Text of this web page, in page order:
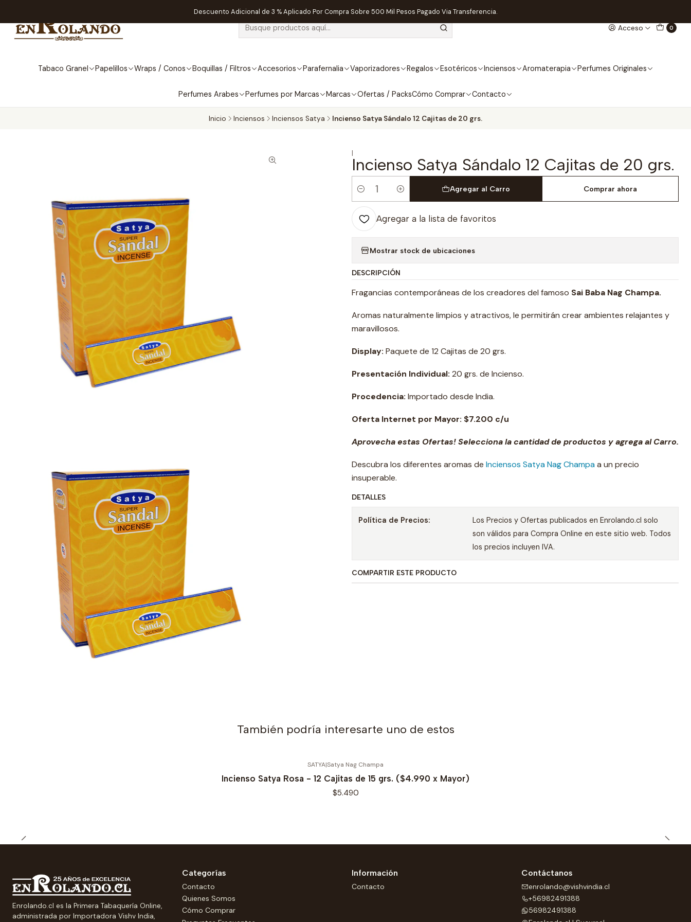
Acceso 0
Tabaco Granel Papelillos Wraps / Conos Boquillas / Filtros Accesorios Parafernalia Vaporizadores Regalos Esotéricos Inciensos Aromaterapia Perfumes Originales
Perfumes Arabes Perfumes por Marcas Marcas Ofertas / PacksCómo Comprar Contacto
Descuento Adicional de 3 % Aplicado Por Compra Sobre 500 Mil Pesos Pagado Via Transferencia.
Inicio Inciensos Inciensos Satya Incienso Satya Sándalo 12 Cajitas de 20 grs.
|
Incienso Satya Sándalo 12 Cajitas de 20 grs.
Cantidad
Agregar al Carro Comprar ahora
Agregar a la lista de favoritos
Mostrar stock de ubicaciones
DESCRIPCIÓN
Fragancias contemporáneas de los creadores del famoso Sai Baba Nag Champa.
Aromas naturalmente limpios y atractivos, le permitirán crear ambientes relajantes y
maravillosos.
Display: Paquete de 12 Cajitas de 20 grs.
Presentación Individual: 20 grs. de Incienso.
Procedencia: Importado desde India.
Oferta Internet por Mayor: $7.200 c/u
Aprovecha estas Ofertas! Selecciona la cantidad de productos y agrega al Carro.
Descubra los diferentes aromas de Inciensos Satya Nag Champaa un precio
insuperable.
DETALLES
Política de Precios:
Los Precios y Ofertas publicados en Enrolando.cl solo
son válidos para Compra Online en este sitio web. Todos
los precios incluyen IVA.
COMPARTIR ESTE PRODUCTO
También podría interesarte uno de estos
SATYA|Satya Nag Champa
Incienso Satya Rosa - 12 Cajitas de 15 grs. ($4.990 x Mayor)
$5.490
Enrolando.cl es la Primera Tabaquería Online,
administrada por Importadora Vishv India,
Categorías
Contacto
Quienes Somos
Cómo Comprar
Información
Contacto
Contáctanos
enrolando@vishvindia.cl
+56982491388
56982491388